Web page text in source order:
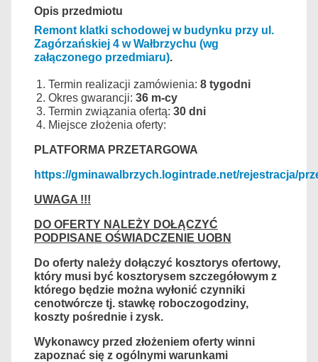
Opis przedmiotu
Remont klatki schodowej w budynku przy ul.
Zagórzańskiej 4 w Wałbrzychu (wg
załączonego przedmiaru).
Termin realizacji zamówienia: 8 tygodni
Okres gwarancji: 36 m-cy
Termin związania ofertą: 30 dni
Miejsce złożenia oferty:
PLATFORMA PRZETARGOWA
https://gminawalbrzych.logintrade.net/rejestracja/
UWAGA !!!
DO OFERTY NALEŻY DOŁĄCZYĆ
PODPISANE OŚWIADCZENIE UOBN
Do oferty należy dołączyć kosztorys ofertowy,
który musi być kosztorysem szczegółowym z
którego będzie można wyłonić czynniki
cenotwórcze tj. stawkę roboczogodziny,
koszty pośrednie i zysk.
Wykonawcy przed złożeniem oferty winni
zapoznać się z ogólnymi warunkami